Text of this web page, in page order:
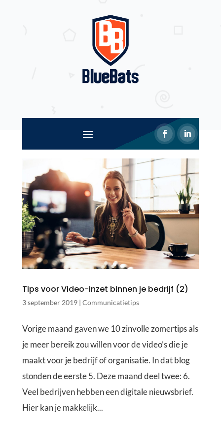
Tips voor Video-inzet binnen je bedrijf (2)
3 september 2019| Communicatietips
Vorige maand gaven we 10 zinvolle zomertips als
je meer bereik zou willen voor de video’s die je
maakt voor je bedrijf of organisatie. In dat blog
stonden de eerste 5. Deze maand deel twee: 6.
Veel bedrijven hebben een digitale nieuwsbrief.
Hier kan je makkelijk...